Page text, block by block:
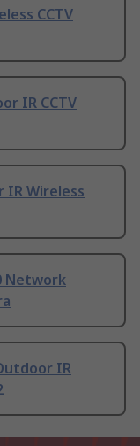
CCTV
IR CCTV
Wireless
Network
IR